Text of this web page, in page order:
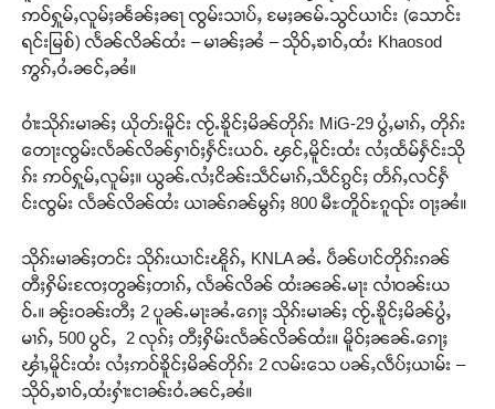
ဢဝ်ႁူမ်ႇလူမ်ႈၼႅၼ်ႈၼႃ ၸွမ်းသၢပ်ႇ မႄႈၼမ်ႉသွင်ယၢင်း (သောင်း
ရင်းမြစ်) လႅၼ်လိၼ်ထႆး – မၢၼ်ႈၼႆ – သိုဝ်ႇၶၢဝ်ႇထႆး Khaosod
ဢွၵ်ႇဝႆႉၼင်ႇၼႆ။
ဝၢႆးသိုၵ်းမၢၼ်ႈ ယိုတ်းမိူင်း ၸႂ်ႉၶိူင်ႈမိၼ်တိုၵ်း MiG-29 ပွႆႇမၢၵ်ႇ တိုၵ်း
တေႃးၸွမ်းလႅၼ်လိၼ်ႁၢဝ်ႈႁႅင်းယဝ်ႉ ၾင်ႇမိူင်းထႆး လႆႈထႅမ်ႁႅင်းသို
ၵ်း ဢဝ်ႁူမ်ႇလူမ်ႈ။ ယွၼ်ႉလႆႈငိၼ်းသဵင်မၢၵ်ႇသဵင်ၵွင်ႈ တႅၵ်ႇလင်ႁႅ
င်းၸွမ်း လႅၼ်လိၼ်ထႆး ယၢၼ်ၵၼ်မွၵ်ႈ 800 မီႊတိူဝ်ႊၵူၺ်း ဝႃႈၼႆ။
သိုၵ်းမၢၼ်ႈတင်း သိုၵ်းယၢင်းၽိူၵ်ႇ KNLA ၼႆႉ ပဵၼ်ပၢင်တိုၵ်းၵၼ်
တီႈႁိမ်းၸႄႈတွၼ်ႈတၢၵ်ႇ လႅၼ်လိၼ် ထႆးၼၼ်ႉမႃး လၢႆဝၼ်းယ
ဝ်ႉ။ ၼႂ်းဝၼ်းတီႈ 2 ပူၼ်ႉမႃးၼႆႉၵေႃႈ သိုၵ်းမၢၼ်ႈ ၸႂ်ႉၶိူင်ႈမိၼ်ပွႆႇ
မၢၵ်ႇ 500 ပွင်ႇ 2 လုၵ်ႈ တီႈႁိမ်းလႅၼ်လိၼ်ထႆး။ မိူဝ်ႈၼၼ်ႉၵေႃႈ
ၾၢႆႇမိူင်းထႆး လႆႈဢဝ်ၶိူင်ႈမိၼ်တိုၵ်း 2 လမ်းသေ ပၼ်ႇလဵပ်ႈယၢမ်း –
သိုဝ်ႇၶၢဝ်ႇထႆးႁၢႆးငၢၼ်းဝႆႉၼင်ႇၼႆ။